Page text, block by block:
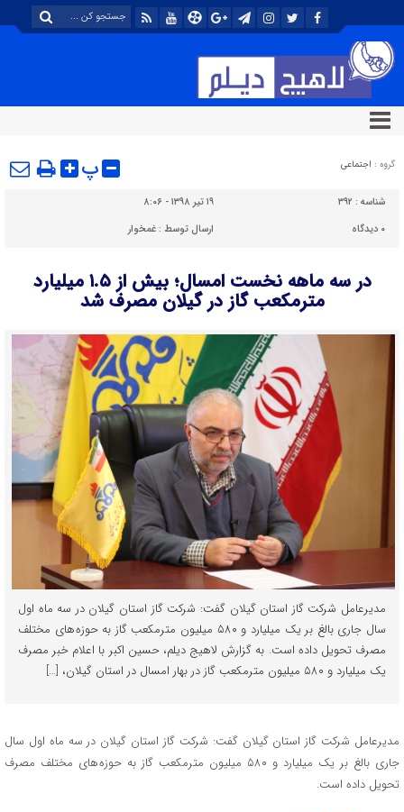
گروه : اجتماعی پ
شناسه : ۳۹۲
۱۹ تیر ۱۳۹۸ - ۸:۰۶
۰ دیدگاه ارسال توسط :غمخوار
در سه ماهه نخست امسال؛ بیش از ۱.۵ میلیارد
مترمکعب گاز در گیلان مصرف شد
مدیرعامل شرکت گاز استان گیلان گفت: شرکت گاز استان گیلان در سه ماه اول
سال جاری بالغ بر یک میلیارد و ۵۸۰ میلیون مترمکعب گاز به حوزه های مختلف
مصرف تحویل داده است. به گزارش لاهیج دیلم، حسین اکبر با اعلام خبر مصرف
یک میلیارد و ۵۸۰ میلیون مترمکعب گاز در بهار امسال در استان گیلان، […]
مدیرعامل شرکت گاز استان گیلان گفت: شرکت گاز استان گیلان در سه ماه اول سال
جاری بالغ بر یک میلیارد و ۵۸۰ میلیون مترمکعب گاز به حوزه های مختلف مصرف
تحویل داده است.